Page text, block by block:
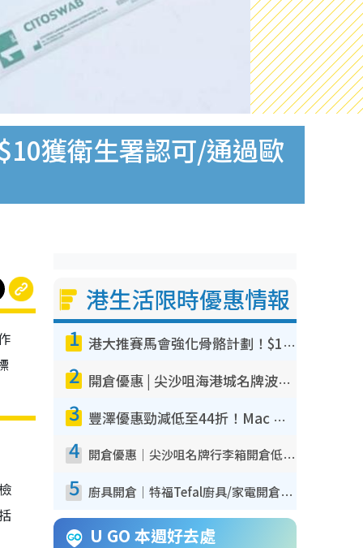
獲衛生署認可/通過歐
港生活限時優惠情報
1 港大推賽馬會強化骨骼計劃！$100骨質密度X光檢查 完成免費運動訓練送超市禮券！附參加資格
2 開倉優惠 | 尖沙咀海港城名牌波鞋開倉低至1折！On鞋$899起／Joy&Peace鞋履$98起
3 豐澤優惠勁減低至44折！Mac mini/iPhone17Pro大減價！廚房家電$220起
4 開倉優惠｜尖沙咀名牌行李箱開倉低至4折！一連5日 American Tourister/ace./Hallmark $200起！
5 廚具開倉｜特福Tefal廚具/家電開倉低至3折！$220起買平底鍋/炒鑊/湯煲！電飯煲/吸塵機/燙斗$418起
U GO 本週好去處